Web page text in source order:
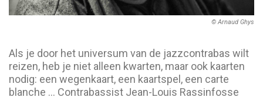
© Arnaud Ghys
Als je door het universum van de jazzcontrabas wilt
reizen, heb je niet alleen kwarten, maar ook kaarten
nodig: een wegenkaart, een kaartspel, een carte
blanche … Contrabassist Jean-Louis Rassinfosse